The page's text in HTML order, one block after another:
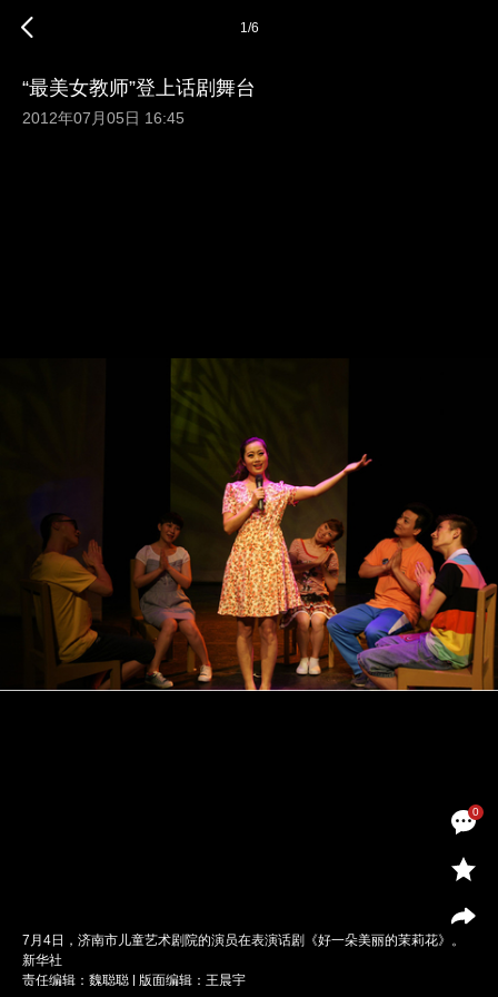
0
1/6
“最美女教师”登上话剧舞台
2012年07月05日 16:45
7月4日，济南市儿童艺术剧院的演员在表演话剧《好一朵美丽的茉莉花》。
新华社
责任编辑：魏聪聪 | 版面编辑：王晨宇